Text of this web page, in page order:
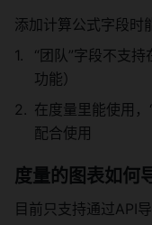
添加计算公式字段时
“团队”字段不支
功能）
在度量里能使用，
配合使用
度量的图表如何
目前只支持通过API